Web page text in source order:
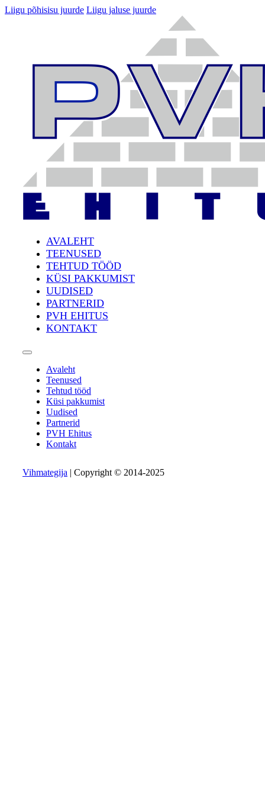
Liigu põhisisu juurde Liigu jaluse juurde
AVALEHT
TEENUSED
TEHTUD TÖÖD
KÜSI PAKKUMIST
UUDISED
PARTNERID
PVH EHITUS
KONTAKT
Avaleht
Teenused
Tehtud tööd
Küsi pakkumist
Uudised
Partnerid
PVH Ehitus
Kontakt
Vihmategija | Copyright © 2014-2025